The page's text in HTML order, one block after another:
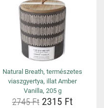
Natural Breath, természetes
viaszgyertya, illat Amber
Vanilla, 205 g
2745 Ft 2315 Ft